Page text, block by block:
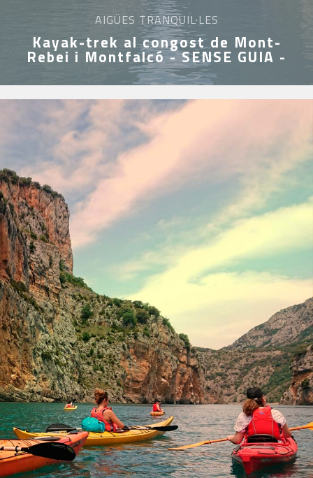
AIGÜES TRANQUIL·LES
Kayak-trek al congost de Mont-
Rebei i Montfalcó - SENSE GUIA -